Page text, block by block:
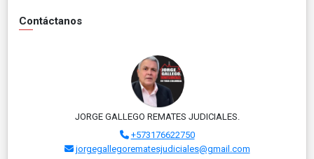
Contáctanos
JORGE GALLEGO REMATES JUDICIALES.
+573176622750
jorgegallegorematesjudiciales@gmail.com